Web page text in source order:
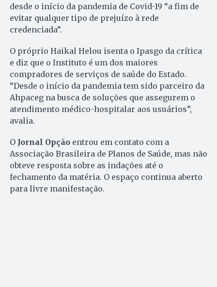
desde o início da pandemia de Covid-19 “a fim de
evitar qualquer tipo de prejuízo à rede
credenciada”.
O próprio Haikal Helou isenta o Ipasgo da crítica
e diz que o Instituto é um dos maiores
compradores de serviços de saúde do Estado.
“Desde o início da pandemia tem sido parceiro da
Ahpaceg na busca de soluções que assegurem o
atendimento médico-hospitalar aos usuários”,
avalia.
O Jornal Opção entrou em contato com a
Associação Brasileira de Planos de Saúde, mas não
obteve resposta sobre as indações até o
fechamento da matéria. O espaço continua aberto
para livre manifestação.